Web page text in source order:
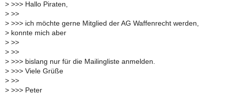
> >>> Hallo Piraten,
> >>
> >>> ich möchte gerne Mitglied der AG Waffenrecht werden,
> konnte mich aber
> >>
> >>
> >>> bislang nur für die Mailingliste anmelden.
> >>> Viele Grüße
> >>
> >>> Peter